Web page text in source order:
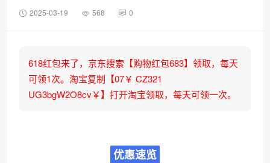
2025-03-19 568 0
618红包来了，京东搜索【购物红包683】领取，每天
可领1次。淘宝复制【07￥ CZ321
UG3bgW2O8cv￥】打开淘宝领取，每天可领一次。
优惠速览